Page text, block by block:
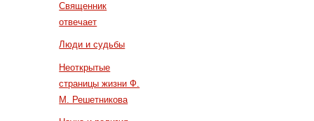
Священник
отвечает
Люди и судьбы
Неоткрытые
страницы жизни Ф.
М. Решетникова